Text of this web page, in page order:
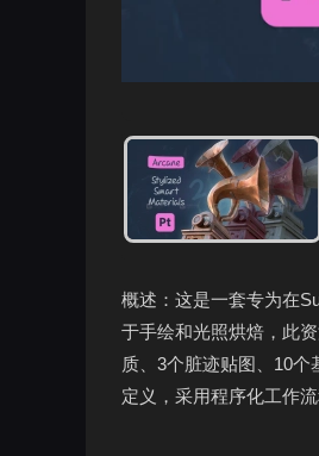
概述：这是一套专为在
于手绘和光照烘焙，此
质、3个脏迹贴图、10
定义，采用程序化工作流